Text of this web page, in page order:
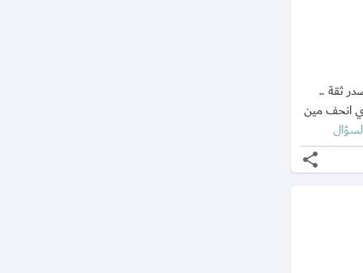
ثقة ..
نصحت قريب ال١٠ كيلو و بدي انحف مين
share